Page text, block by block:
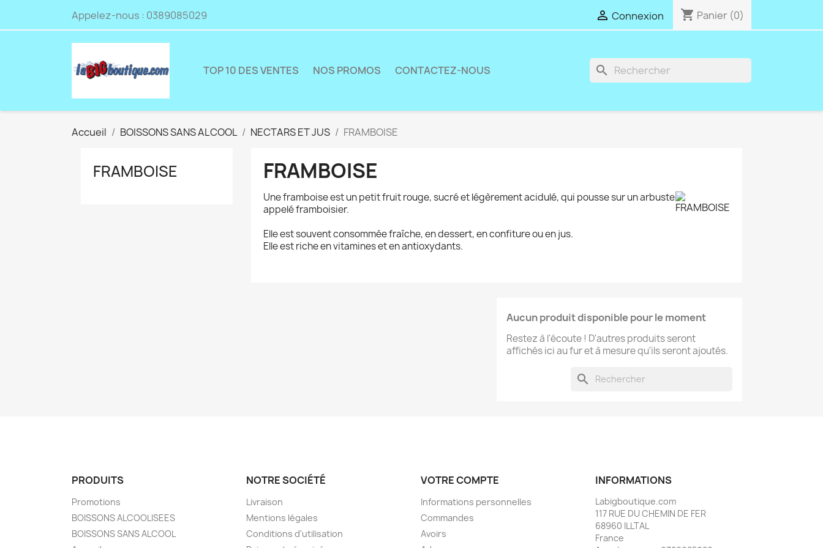
Appelez-nous : 0389085029  Connexion shopping_cart Panier (0)
TOP 10 DES VENTES NOS PROMOS CONTACTEZ-NOUS search
Accueil BOISSONS SANS ALCOOL NECTARS ET JUS FRAMBOISE
FRAMBOISE FRAMBOISE
Une framboise est un petit fruit rouge, sucré et légèrement acidulé, qui pousse sur un arbuste
appelé framboisier.
Elle est souvent consommée fraîche, en dessert, en confiture ou en jus.
Elle est riche en vitamines et en antioxydants.
Aucun produit disponible pour le moment
Restez à l'écoute ! D'autres produits seront
affichés ici au fur et à mesure qu'ils seront ajoutés.
search
PRODUITS
Promotions
BOISSONS ALCOOLISEES
BOISSONS SANS ALCOOL
NOTRE SOCIÉTÉ
Livraison
Mentions légales
Conditions d'utilisation
VOTRE COMPTE
Informations personnelles
Commandes
Avoirs
INFORMATIONS
Labigboutique.com
117 RUE DU CHEMIN DE FER
68960 ILLTAL
France